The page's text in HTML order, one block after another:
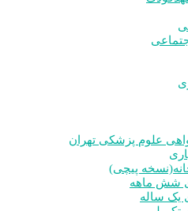
علوم پزشکی تهران
پیچی)
شش ماهه
یک ساله